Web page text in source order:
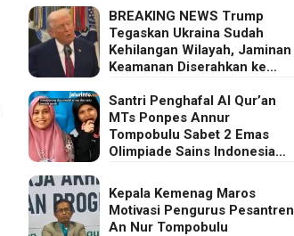
BREAKING NEWS Trump
Tegaskan Ukraina Sudah
Kehilangan Wilayah, Jaminan
Keamanan Diserahkan ke
Santri Penghafal Al Qur’an
MTs Ponpes Annur
Tompobulu Sabet 2 Emas
Olimpiade Sains Indonesia
Kepala Kemenag Maros
Motivasi Pengurus Pesantren
An Nur Tompobulu